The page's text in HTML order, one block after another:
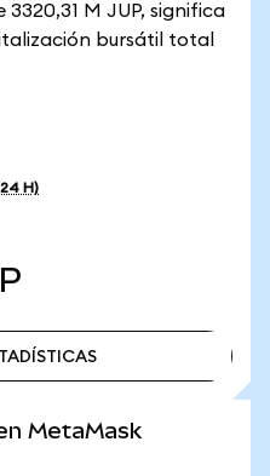
M JUP, significa
bursátil total
H)
MetaMask